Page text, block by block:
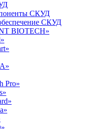
СКУД
СКУД
BIOTECH»
Pro»